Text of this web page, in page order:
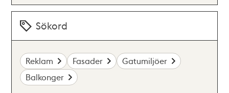
Sökord
Reklam Fasader
Gatumiljöer
Balkonger